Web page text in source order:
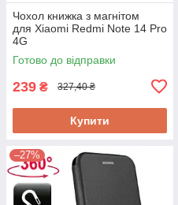
Чохол книжка з магнітом
для Xiaomi Redmi Note 14 Pro
4G
Готово до відправки
239 ₴ 327,40 ₴
Купити
–27%